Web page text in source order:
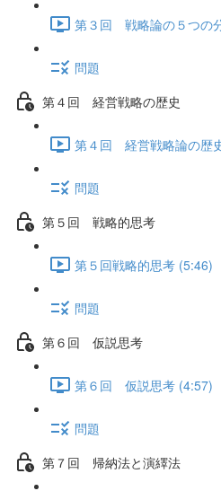
第３回 戦略論の５つの
問題
第４回 経営戦略の歴史
第４回 経営戦略論の歴
問題
第５回 戦略的思考
第５回戦略的思考 (5:46)
問題
第６回 仮説思考
第６回 仮説思考 (4:57)
問題
第７回 帰納法と演繹法